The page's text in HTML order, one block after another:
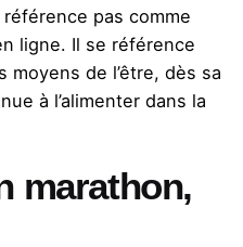
pas comme
ligne. Il se référence
moyens de l’être, dès sa
à l’alimenter dans la
marathon,